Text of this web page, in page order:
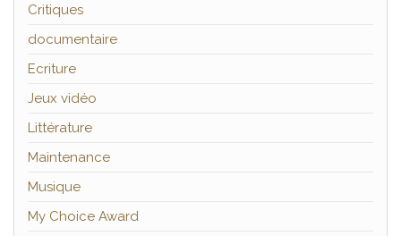
Critiques
documentaire
Ecriture
Jeux vidéo
Littérature
Maintenance
Musique
My Choice Award